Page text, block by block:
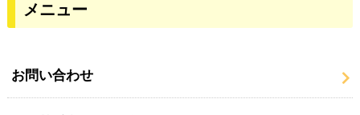
メニュー
お問い合わせ